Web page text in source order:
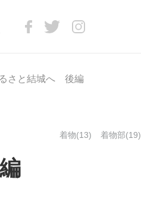
さと結城へ 後編
着物(13) 着物部(19)